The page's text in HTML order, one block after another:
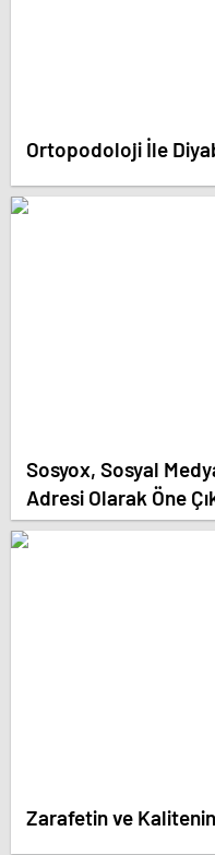
Ortopodoloji İle
Sosyox, Sosyal
Adresi Olarak Öne
Zarafetin ve